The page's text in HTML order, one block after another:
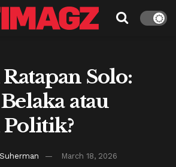
Solo:
atau
March 18, 2026